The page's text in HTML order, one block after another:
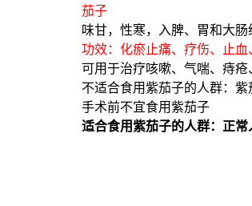
茄子
味甘，性寒，入脾、胃和大肠
功效：化瘀止痛、疗伤、止血
可用于治疗咳嗽、气喘、痔疮
不适合食用紫茄子的人群：
手术前不宜食用紫茄子
适合食用紫茄子的人群：正常